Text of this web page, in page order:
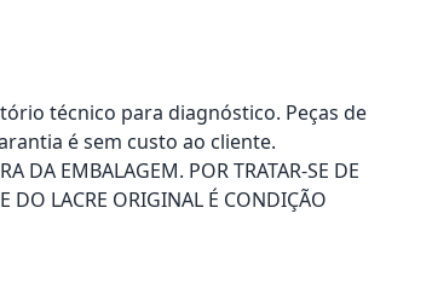
técnico para diagnóstico. Peças de
é sem custo ao cliente.
DA EMBALAGEM. POR TRATAR-SE DE
DO LACRE ORIGINAL É CONDIÇÃO